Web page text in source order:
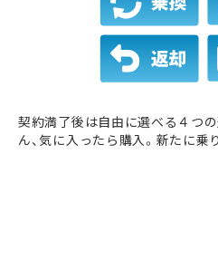
契約満了後は自由に選べる４つ
ん、気に入ったら購入。新たに乗